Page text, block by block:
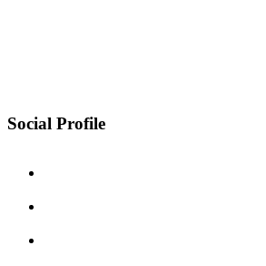
Social Profile